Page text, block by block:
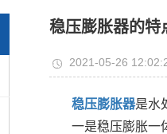
稳压膨胀器的特
2021-05-26
稳压膨胀器是水
一是稳压膨胀一